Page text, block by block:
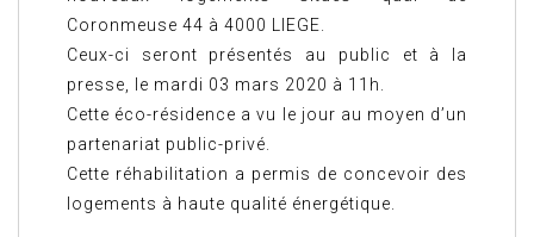
Coronmeuse 44 à 4000 LIEGE.
Ceux-ci seront présentés au public et à la
presse, le mardi 03 mars 2020 à 11h.
Cette éco-résidence a vu le jour au moyen d’un
partenariat public-privé.
Cette réhabilitation a permis de concevoir des
logements à haute qualité énergétique.